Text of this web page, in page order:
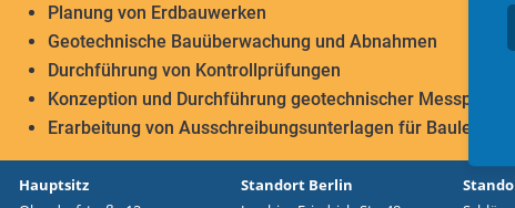
Planung von Erdbauwerken
Geotechnische Bauüberwachung und Abnahmen
Durchführung von Kontrollprüfungen
Konzeption und Durchführung geotechnischer
Erarbeitung von Ausschreibungsunterlagen für
Hauptsitz
Standort Berlin